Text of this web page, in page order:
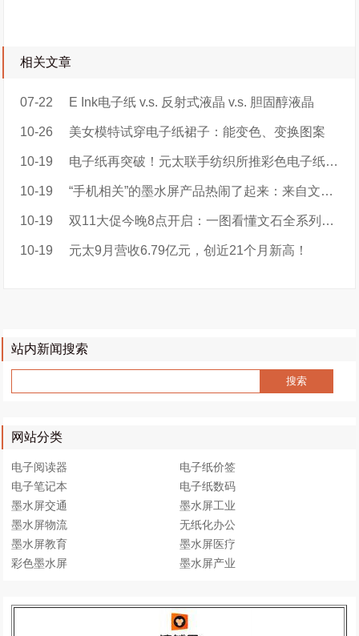
相关文章
07-22 E Ink电子纸 v.s. 反射式液晶 v.s. 胆固醇液晶
10-26 美女模特试穿电子纸裙子：能变色、变换图案
10-19 电子纸再突破！元太联手纺织所推彩色电子纸智慧服装e-MooDress衣墨
10-19 “手机相关”的墨水屏产品热闹了起来：来自文石，墨案，墨小家的新品
10-19 双11大促今晚8点开启：一图看懂文石全系列优惠攻略！
10-19 元太9月营收6.79亿元，创近21个月新高！
站内新闻搜索
网站分类
电子阅读器
电子纸价签
电子笔记本
电子纸数码
墨水屏交通
墨水屏工业
墨水屏物流
无纸化办公
墨水屏教育
墨水屏医疗
彩色墨水屏
墨水屏产业